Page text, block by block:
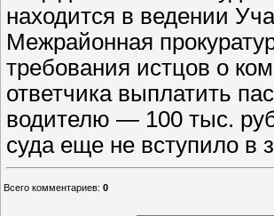
находится в ведении
Межрайонная
требования истцов о
ответчика выплатить
водителю — 100 тыс.
суда еще не вступило в
Всего комментариев: 0